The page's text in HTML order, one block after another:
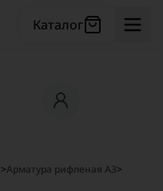
Каталог
>Арматура рифленая А3>